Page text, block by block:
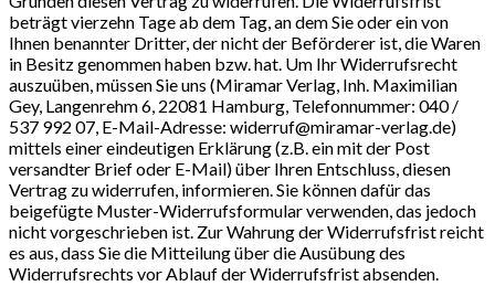
beträgt vierzehn Tage ab dem Tag, an dem Sie oder ein von
Ihnen benannter Dritter, der nicht der Beförderer ist, die Waren
in Besitz genommen haben bzw. hat. Um Ihr Widerrufsrecht
auszuüben, müssen Sie uns (Miramar Verlag, Inh. Maximilian
Gey, Langenrehm 6, 22081 Hamburg, Telefonnummer: 040 /
537 992 07, E-Mail-Adresse: widerruf@miramar-verlag.de)
mittels einer eindeutigen Erklärung (z.B. ein mit der Post
versandter Brief oder E-Mail) über Ihren Entschluss, diesen
Vertrag zu widerrufen, informieren. Sie können dafür das
beigefügte Muster-Widerrufsformular verwenden, das jedoch
nicht vorgeschrieben ist. Zur Wahrung der Widerrufsfrist reicht
es aus, dass Sie die Mitteilung über die Ausübung des
Widerrufsrechts vor Ablauf der Widerrufsfrist absenden.